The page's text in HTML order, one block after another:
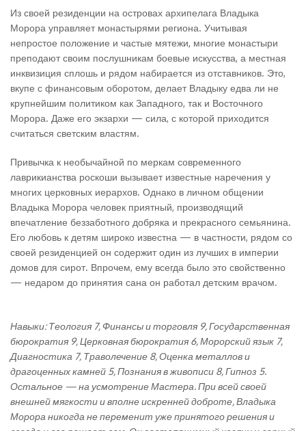
Из своей резиденции на островах архипелага Владыка
Морора управляет монастырями региона. Учитывая
непростое положение и частые мятежи, многие монастыри
преподают своим послушникам боевые искусства, а местная
инквизиция сплошь и рядом набирается из отставников. Это,
вкупе с финансовым оборотом, делает Владыку едва ли не
крупнейшим политиком как Западного, так и Восточного
Морора. Даже его экзархи — сила, с которой приходится
считаться светским властям.
Привычка к необычайной по меркам современного
лаврикианства роскоши вызывает известные наречения у
многих церковных иерархов. Однако в личном общении
Владыка Морора человек приятный, производящий
впечатление беззаботного добряка и прекрасного семьянина.
Его любовь к детям широко известна — в частности, рядом со
своей резиденцией он содержит один из лучших в империи
домов для сирот. Впрочем, ему всегда было это свойственно
— недаром до принятия сана он работал детским врачом.
Навыки: Теология 7, Финансы и торговля 9, Государственная
бюрократия 9, Церковная бюрократия 6, Морорский язык 7,
Диагностика 7, Траволечение 8, Оценка металлов и
драгоценных камней 5, Познания в живописи 8, Гипноз 5.
Остальное — на усмотрение Мастера. При всей своей
внешней мягкости и вполне искренней доброте, Владыка
Морора никогда не переменит уже принятого решения и